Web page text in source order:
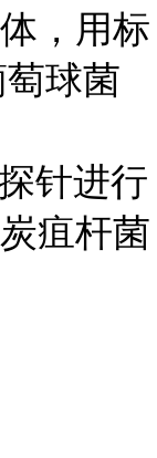
，用标
球菌
针进行
疽杆菌